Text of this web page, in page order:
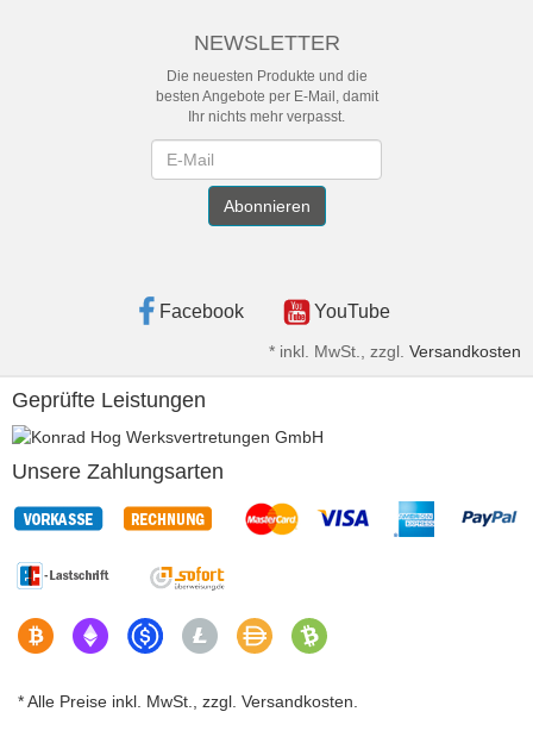
NEWSLETTER
Die neuesten Produkte und die
besten Angebote per E-Mail, damit
Ihr nichts mehr verpasst.
Abonnieren
Facebook YouTube
* inkl. MwSt., zzgl. Versandkosten
Geprüfte Leistungen
Unsere Zahlungsarten
* Alle Preise inkl. MwSt., zzgl. Versandkosten.